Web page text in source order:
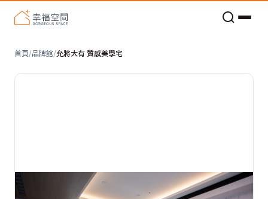
首頁/品牌館/允將大有 質感美學宅